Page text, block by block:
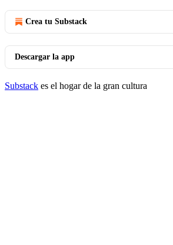
Crea tu Substack
Descargar la app
Substack es el hogar de la gran cultura